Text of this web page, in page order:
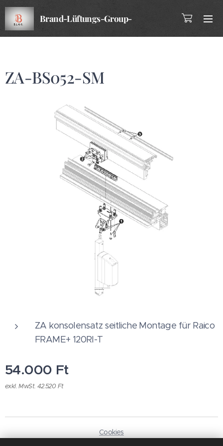
Brand-Lüftungs-Group-
ZA-BS052-SM
ZA konsolensatz seitliche Montage für Raico
FRAME+ 120RI-T
54.000 Ft
exkl. MwSt. 42.520 Ft
Cookies